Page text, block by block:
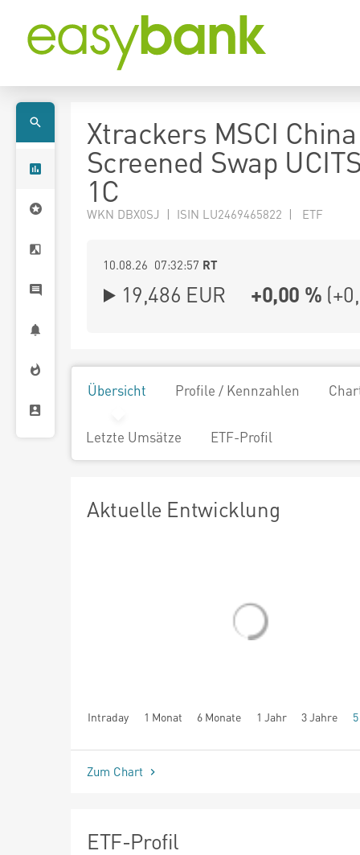
Xtrackers MSCI
Screened Swap
1C
WKN DBX0SJ | ISIN LU2469465822 | ETF
10.08.26 07:32:57 RT
19,486 EUR +0,00 % (
Übersicht Profile / Kennzahlen
Letzte Umsätze ETF-Profil
Aktuelle Entwicklung
Intraday 1 Monat 6 Monate 1 Jahr 3 Jahre
seit Beginn
Zum Chart
ETF-Profil